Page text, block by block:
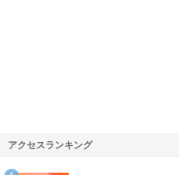
アクセスランキング